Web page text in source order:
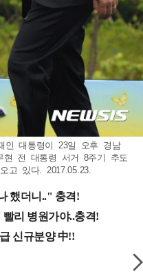
인 대통령이 23일 오후 경남
현 전 대통령 서거 8주기 추도
고 있다. 2017.05.23.